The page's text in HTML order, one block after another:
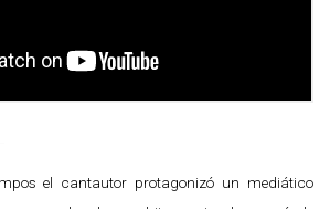
el cantautor protagonizó un mediático